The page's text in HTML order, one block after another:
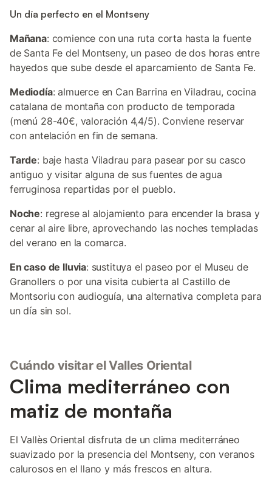
Un día perfecto en el Montseny
Mañana: comience con una ruta corta hasta la fuente
de Santa Fe del Montseny, un paseo de dos horas entre
hayedos que sube desde el aparcamiento de Santa Fe.
Mediodía: almuerce en Can Barrina en Viladrau, cocina
catalana de montaña con producto de temporada
(menú 28-40€, valoración 4,4/5). Conviene reservar
con antelación en fin de semana.
Tarde: baje hasta Viladrau para pasear por su casco
antiguo y visitar alguna de sus fuentes de agua
ferruginosa repartidas por el pueblo.
Noche: regrese al alojamiento para encender la brasa y
cenar al aire libre, aprovechando las noches templadas
del verano en la comarca.
En caso de lluvia: sustituya el paseo por el Museu de
Granollers o por una visita cubierta al Castillo de
Montsoriu con audioguía, una alternativa completa para
un día sin sol.
Cuándo visitar el Valles Oriental
Clima mediterráneo con
matiz de montaña
El Vallès Oriental disfruta de un clima mediterráneo
suavizado por la presencia del Montseny, con veranos
calurosos en el llano y más frescos en altura.